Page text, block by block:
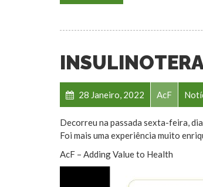
28 Janeiro, 2022 AcF
Decorreu na passada sexta-feira,
Foi mais uma experiência muito
AcF – Adding Value to Health